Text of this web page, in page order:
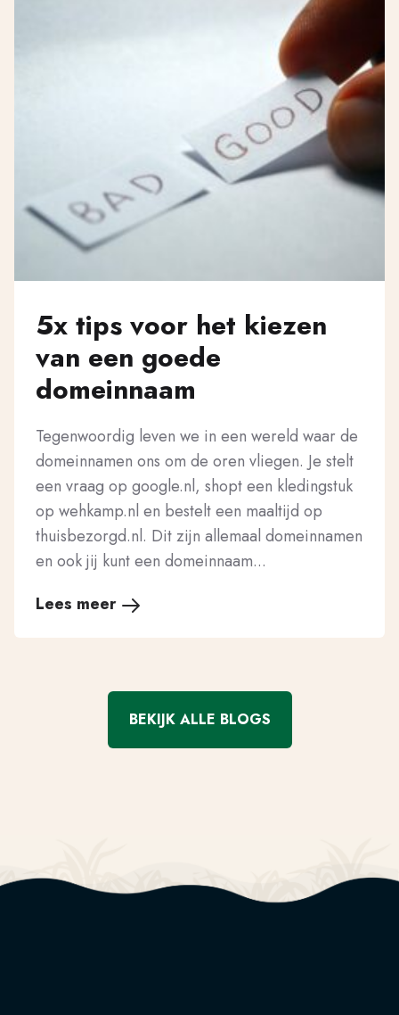
5x tips voor het kiezen
van een goede
domeinnaam
Tegenwoordig leven we in een wereld waar de
domeinnamen ons om de oren vliegen. Je stelt
een vraag op google.nl, shopt een kledingstuk
op wehkamp.nl en bestelt een maaltijd op
thuisbezorgd.nl. Dit zijn allemaal domeinnamen
en ook jij kunt een domeinnaam...
Lees meer
BEKIJK ALLE BLOGS